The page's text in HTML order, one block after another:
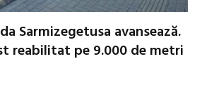
Sarmizegetusa avansează.
reabilitat pe 9.000 de metri